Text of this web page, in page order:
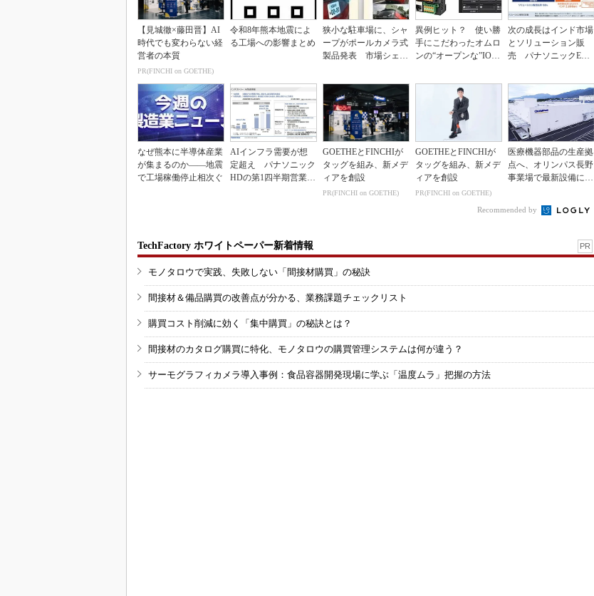
【見城徹×藤田晋】AI
時代でも変わらない経
営者の本質
PR(FINCHI on GOETHE)
令和8年熊本地震によ
る工場への影響まとめ
狭小な駐車場に、シャ
ープがポールカメラ式
製品発表 市場シェア
異例ヒット？ 使い勝
手にこだわったオムロ
ンの“オープンな”IO-L
次の成長はインド市場
とソリューション販
売 パナソニックEW
なぜ熊本に半導体産業
が集まるのか――地震
で工場稼働停止相次ぐ
AIインフラ需要が想
定超え パナソニック
HDの第1四半期営業利
GOETHEとFINCHIが
タッグを組み、新メデ
ィアを創設
PR(FINCHI on GOETHE)
GOETHEとFINCHIが
タッグを組み、新メデ
ィアを創設
PR(FINCHI on GOETHE)
医療機器部品の生産拠
点へ、オリンパス長野
事業場で最新設備に機
Recommended by
TechFactory ホワイトペーパー新着情報 PR
モノタロウで実践、失敗しない「間接材購買」の秘訣
間接材＆備品購買の改善点が分かる、業務課題チェックリスト
購買コスト削減に効く「集中購買」の秘訣とは？
間接材のカタログ購買に特化、モノタロウの購買管理システムは何が違う？
サーモグラフィカメラ導入事例：食品容器開発現場に学ぶ「温度ムラ」把握の方法